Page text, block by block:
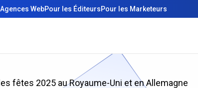
WebPour les ÉditeursPour les Marketeurs
fêtes 2025 au Royaume-Uni et en Allemagne